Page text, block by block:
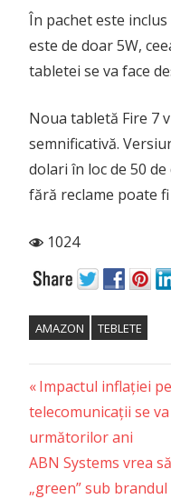
În pachet este
este de doar 5W,
tabletei se va face
Noua tabletă Fire 7
semnificativă.
dolari în loc de 50
fără reclame poate
1024
AMAZON TEBLETE
Post
navigation
Previous
Post:
Impactul inflației
telecomunicații se
următorilor ani
Next
Post:
ABN Systems vrea
„green” sub